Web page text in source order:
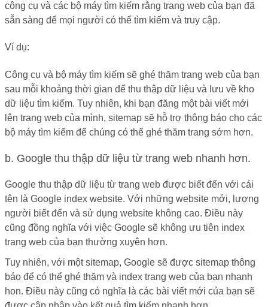
công cụ và các bộ máy tìm kiếm rằng trang web của bạn đã
sẵn sàng để mọi người có thể tìm kiếm và truy cập.
Ví dụ:
Công cụ và bộ máy tìm kiếm sẽ ghé thăm trang web của bạn
sau mỗi khoảng thời gian để thu thập dữ liệu và lưu về kho
dữ liệu tìm kiếm. Tuy nhiên, khi bạn đăng một bài viết mới
lên trang web của mình, sitemap sẽ hỗ trợ thông báo cho các
bộ máy tìm kiếm để chúng có thể ghé thăm trang sớm hơn.
b. Google thu thập dữ liệu từ trang web nhanh hơn.
Google thu thập dữ liệu từ trang web được biết đến với cái
tên là Google index website. Với những website mới, lượng
người biết đến và sử dụng website không cao. Điều này
cũng đồng nghĩa với việc Google sẽ không ưu tiên index
trang web của bạn thường xuyên hơn.
Tuy nhiên, với một sitemap, Google sẽ được sitemap thông
báo để có thể ghé thăm và index trang web của bạn nhanh
hon. Điều này cũng có nghĩa là các bài viết mới của bạn sẽ